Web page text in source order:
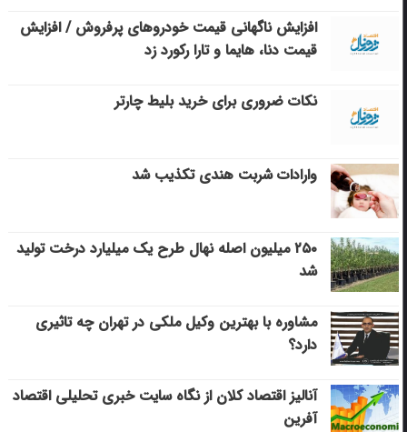
افزایش ناگهانی قیمت خودروهای پرفروش / افزایش
قیمت دنا، هایما و تارا رکورد زد
نکات ضروری برای خرید بلیط چارتر
وارادات شربت هندی تکذیب شد
۲۵۰ میلیون اصله نهال طرح یک میلیارد درخت تولید
شد
مشاوره با بهترین وکیل ملکی در تهران چه تاثیری
دارد؟
آنالیز اقتصاد کلان از نگاه سایت خبری تحلیلی اقتصاد
آفرین